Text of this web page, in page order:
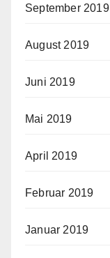
September 2019
August 2019
Juni 2019
Mai 2019
April 2019
Februar 2019
Januar 2019